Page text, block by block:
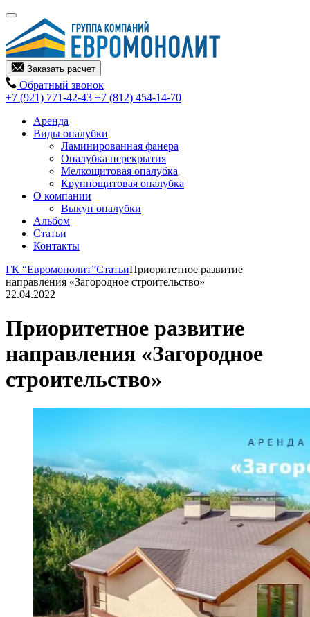
Заказать расчет
Обратный звонок
+7 (921) 771-42-43 +7 (812) 454-14-70
Аренда
Виды опалубки
Ламинированная фанера
Опалубка перекрытия
Мелкощитовая опалубка
Крупнощитовая опалубка
О компании
Выкуп опалубки
Альбом
Статьи
Контакты
ГК “Евромонолит”СтатьиПриоритетное развитие
направления «Загородное строительство»
22.04.2022
Приоритетное развитие
направления «Загородное
строительство»